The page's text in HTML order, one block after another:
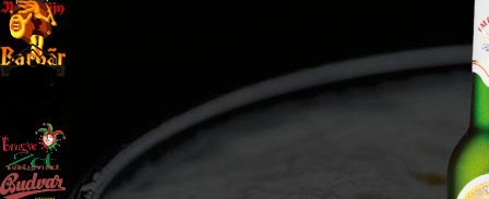
6
Brugse Zot
Budejovicky Budvar